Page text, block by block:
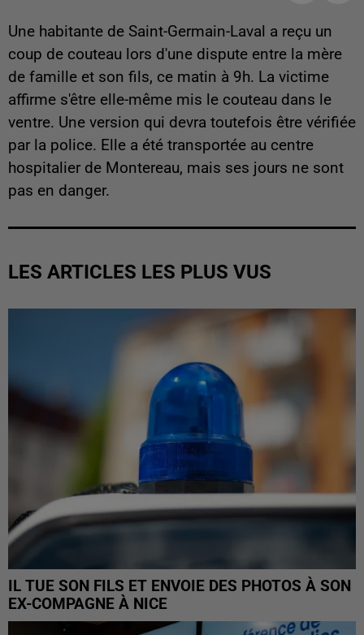
Une habitante de Saint-Germain-Laval a reçu un
coup de couteau lors d'une dispute entre la mère
de famille et son fils, ce matin à 9h. La victime
affirme s'être elle-même mis le couteau dans le
ventre. Une version qui devra toutefois être vérifiée
par la police. Elle a été transportée au centre
hospitalier de Montereau, mais ses jours ne sont
pas en danger.
LES ARTICLES LES PLUS VUS
IL TUE SON FILS ET ENVOIE DES PHOTOS À SON
EX-COMPAGNE À NICE